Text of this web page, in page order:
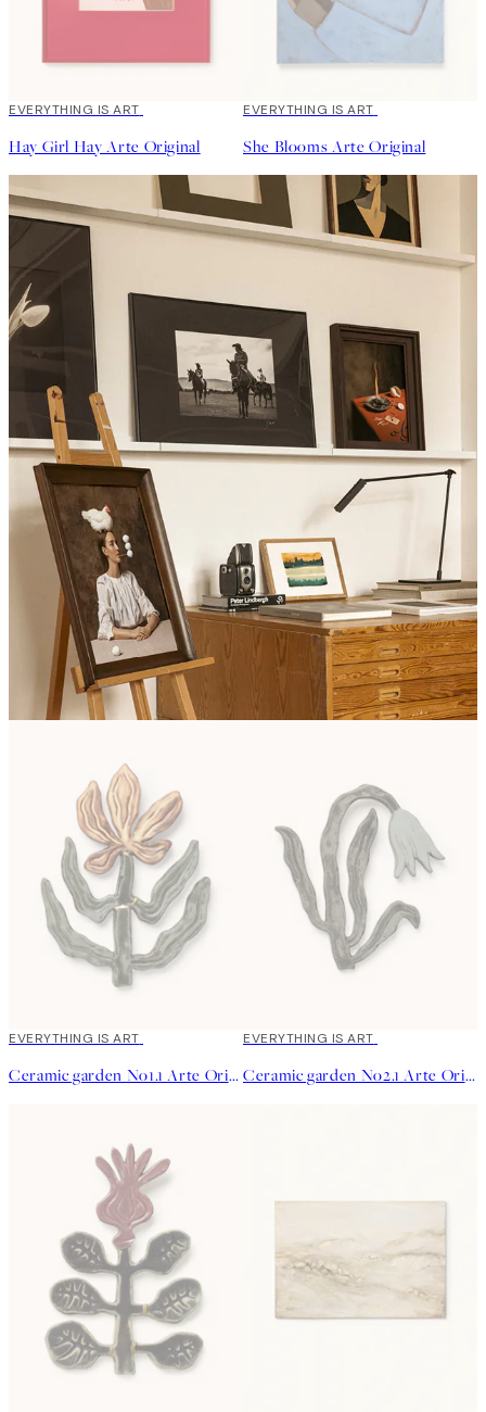
EVERYTHING IS ART
Hay Girl Hay Arte Original
EVERYTHING IS ART
She Blooms Arte Original
EVERYTHING IS ART
Ceramic garden No1.1 Arte Original
EVERYTHING IS ART
Ceramic garden No2.1 Arte Original